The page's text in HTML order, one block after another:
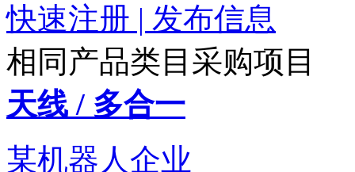
快速注册 | 发布信息
相同产品类目采购项目
天线 / 多合一
某机器人企业